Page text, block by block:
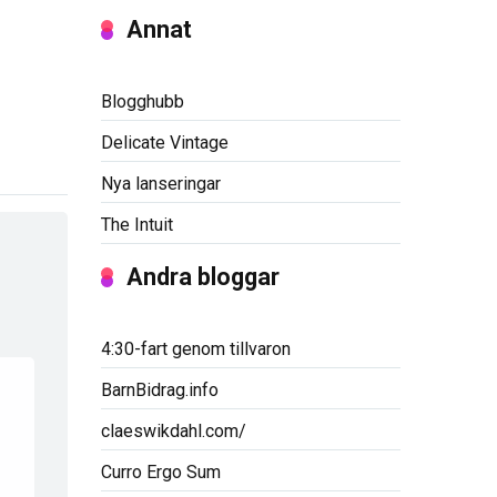
Annat
Blogghubb
Delicate Vintage
Nya lanseringar
The Intuit
Andra bloggar
4:30-fart genom tillvaron
BarnBidrag.info
claeswikdahl.com/
Curro Ergo Sum